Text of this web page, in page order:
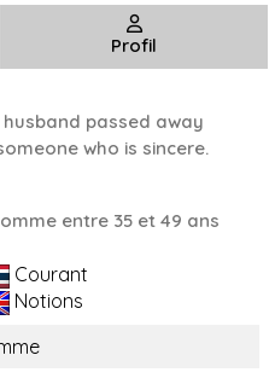
Profil
passed away
who is sincere.
entre 35 et 49 ans
Courant
Notions